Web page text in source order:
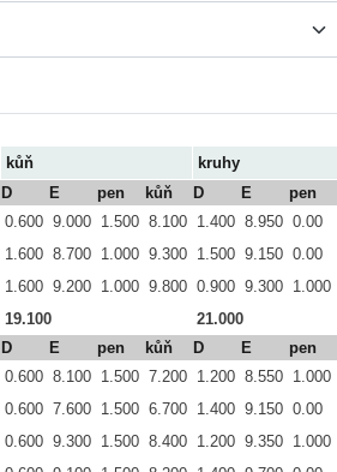
kůň kruhy
D E pen kůň D E pen
0.600 9.000 1.500 8.100 1.400 8.950 0.00
1.600 8.700 1.000 9.300 1.500 9.150 0.00
1.600 9.200 1.000 9.800 0.900 9.300 1.000
19.100 21.000
D E pen kůň D E pen
0.600 8.100 1.500 7.200 1.200 8.550 1.000
0.600 7.600 1.500 6.700 1.400 9.150 0.00
0.600 9.300 1.500 8.400 1.200 9.350 1.000